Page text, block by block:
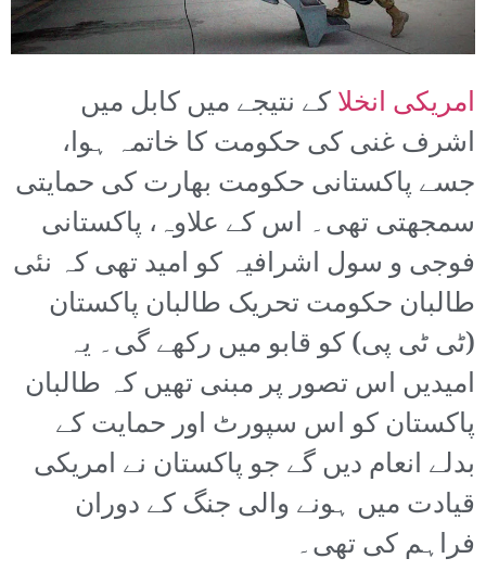
امریکی انخلاکے نتیجے میں کابل میں
اشرف غنی کی حکومت کا خاتمہ ہوا،
جسے پاکستانی حکومت بھارت کی حمایتی
سمجھتی تھی۔ اس کے علاوہ، پاکستانی
فوجی و سول اشرافیہ کو امید تھی کہ نئی
طالبان حکومت تحریک طالبان پاکستان
(ٹی ٹی پی) کو قابو میں رکھے گی۔ یہ
امیدیں اس تصور پر مبنی تھیں کہ طالبان
پاکستان کو اس سپورٹ اور حمایت کے
بدلے انعام دیں گے جو پاکستان نے امریکی
قیادت میں ہونے والی جنگ کے دوران
فراہم کی تھی۔